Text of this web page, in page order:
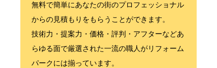
無料で簡単にあなたの街のプロフェッショナル
からの見積もりをもらうことができます。
技術力・提案力・価格・評判・アフターなどあ
らゆる面で厳選された一流の職人がリフォーム
パークには揃っています。